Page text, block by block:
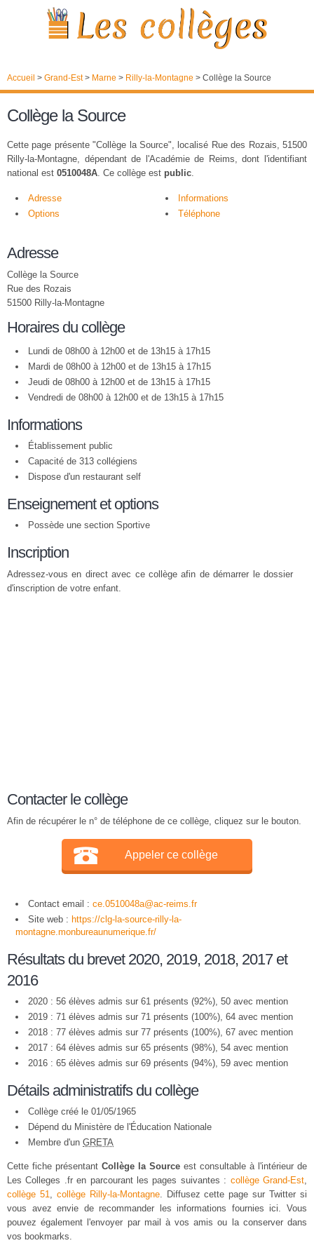
Accueil > Grand-Est> Marne > Rilly-la-Montagne > Collège la Source
Collège la Source
Cette page présente "Collège la Source", localisé Rue des Rozais, 51500
Rilly-la-Montagne, dépendant de l'Académie de Reims, dont l'identifiant
national est 0510048A. Ce collège est public.
Adresse
Informations
Options
Téléphone
Adresse
Collège la Source
Rue des Rozais
51500 Rilly-la-Montagne
Horaires du collège
Lundi de 08h00 à 12h00 et de 13h15 à 17h15
Mardi de 08h00 à 12h00 et de 13h15 à 17h15
Jeudi de 08h00 à 12h00 et de 13h15 à 17h15
Vendredi de 08h00 à 12h00 et de 13h15 à 17h15
Informations
Établissement public
Capacité de 313 collégiens
Dispose d'un restaurant self
Enseignement et options
Possède une section Sportive
Inscription
Adressez-vous en direct avec ce collège afin de démarrer le dossier
d'inscription de votre enfant.
Contacter le collège
Afin de récupérer le n° de téléphone de ce collège, cliquez sur le bouton.
Appeler ce collège
Contact email : ce.0510048a@ac-reims.fr
Site web : https://clg-la-source-rilly-la-
montagne.monbureaunumerique.fr/
Résultats du brevet 2020, 2019, 2018, 2017 et
2016
2020 : 56 élèves admis sur 61 présents (92%), 50 avec mention
2019 : 71 élèves admis sur 71 présents (100%), 64 avec mention
2018 : 77 élèves admis sur 77 présents (100%), 67 avec mention
2017 : 64 élèves admis sur 65 présents (98%), 54 avec mention
2016 : 65 élèves admis sur 69 présents (94%), 59 avec mention
Détails administratifs du collège
Collège créé le 01/05/1965
Dépend du Ministère de l'Éducation Nationale
Membre d'un GRETA
Cette fiche présentant Collège la Source est consultable à l'intérieur de
Les Colleges .fr en parcourant les pages suivantes : collège Grand-Est,
collège 51, collège Rilly-la-Montagne. Diffusez cette page sur Twitter si
vous avez envie de recommander les informations fournies ici. Vous
pouvez également l'envoyer par mail à vos amis ou la conserver dans
vos bookmarks.